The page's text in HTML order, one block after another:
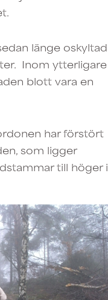
länge oskyltad
Inom ytterligare
blott vara en
har förstört
som ligger
till höger i